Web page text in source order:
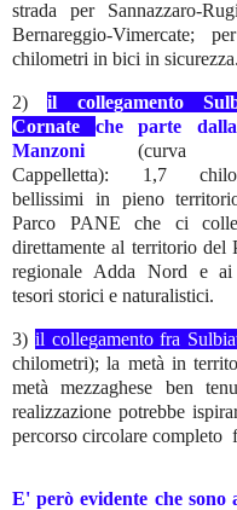
strada per Sannazzaro-
Bernareggio-Vimercate;
chilometri in bici in sicurezza.
2)il collegamento
Cornate che parte
Manzoni
(curva
Cappelletta): 1,7
bellissimi in pieno
Parco PANE che ci
direttamente al territorio del
regionale Adda Nord e ai
tesori storici e naturalistici.
3) il collegamento fra
chilometri); la metà in
metà mezzaghese ben
realizzazione potrebbe
percorso circolare completo
E' però evidente che sono